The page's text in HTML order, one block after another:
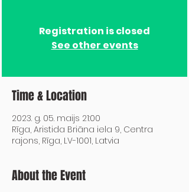
Registration is closed
See other events
Time & Location
2023. g. 05. maijs 21:00
Rīga, Aristida Briāna iela 9, Centra
rajons, Rīga, LV-1001, Latvia
About the Event